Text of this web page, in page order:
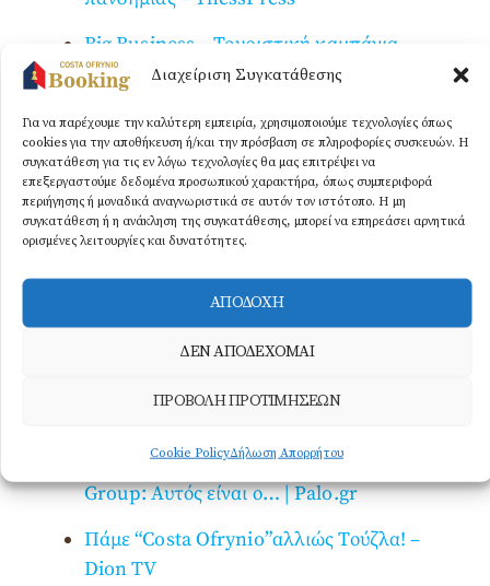
Διαχείριση Συγκατάθεσης
Για να παρέχουμε την καλύτερη εμπειρία, χρησιμοποιούμε τεχνολογίες όπως
cookies για την αποθήκευση ή/και την πρόσβαση σε πληροφορίες συσκευών. Η
συγκατάθεση για τις εν λόγω τεχνολογίες θα μας επιτρέψει να
επεξεργαστούμε δεδομένα προσωπικού χαρακτήρα, όπως συμπεριφορά
περιήγησης ή μοναδικά αναγνωριστικά σε αυτόν τον ιστότοπο. Η μη
συγκατάθεση ή η ανάκληση της συγκατάθεσης, μπορεί να επηρεάσει αρνητικά
ορισμένες λειτουργίες και δυνατότητες.
ΑΠΟΔΟΧΗ
ΔΕΝ ΑΠΟΔΕΧΟΜΑΙ
ΠΡΟΒΟΛΗ ΠΡΟΤΙΜΗΣΕΩΝ
Cookie PolicyΔήλωση Απορρήτου
BigBusiness – Τουριστική καμπάνια
για την παραλία Οφρυνίου ξεκινάει τις
Τουριστική καμπάνια για την παραλία
Οφρυνίου Eidisis.gr – Η ενημερωτική
πύλη του Κιλκίς
COSTA OFRYNIO: Η Τούζλα
ξανασυστήνεται κι είναι πραγματικά
εντυπωσιακή (ΦΩΤΟ) – OlaNea
Μία τεράστια τουριστική καμπάνια
ξεκινάει η Kourtidis Group –
Videos & Φωτογραφίες – Kourtidis
Group: Αυτός είναι ο… | Palo.gr
Πάμε “Costa Ofrynio”αλλιώς Τούζλα! –
Dion TV